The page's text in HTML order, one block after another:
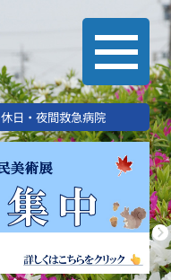
休⽇・夜間救急病院